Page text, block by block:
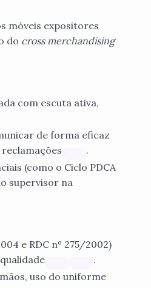
móveis expositores
do cross merchandising
com escuta ativa,
de forma eficaz
.
(como o Ciclo PDCA
supervisor na
e RDC nº 275/2002)
.
uso do uniforme